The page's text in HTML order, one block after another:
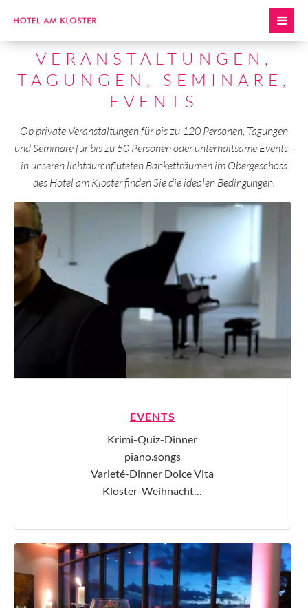
VERANSTALTUNGEN,
TAGUNGEN, SEMINARE,
EVENTS
Ob private Veranstaltungen für bis zu 120 Personen, Tagungen
und Seminare für bis zu 50 Personen oder unterhaltsame Events -
in unseren lichtdurchfluteten Banketträumen im Obergeschoss
des Hotel am Kloster finden Sie die idealen Bedingungen.
EVENTS
Krimi-Quiz-Dinner
piano.songs
Varieté-Dinner Dolce Vita
Kloster-Weihnacht…